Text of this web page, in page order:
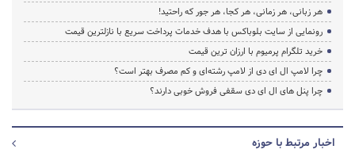
هر زبانی، هر زمانی، هر کجا، هر جور که راحتید!
رونمایی از سایت بلوباکس با هدف خدمات پرداخت سریع با نازلترین قیمت
خرید تلگرام پرمیوم با ارزان ترین قیمت
چرا لامپ ال ای دی از لامپ رشته‌ای و کم مصرف بهتر است؟
چرا پنل های ال ای دی سقفی فروش خوبی دارند؟
اخبار مرتبط با حوزه